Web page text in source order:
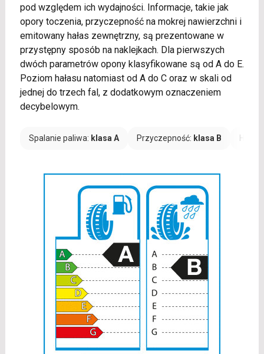
pod względem ich wydajności. Informacje, takie jak
opory toczenia, przyczepność na mokrej nawierzchni i
emitowany hałas zewnętrzny, są prezentowane w
przystępny sposób na naklejkach. Dla pierwszych
dwóch parametrów opony klasyfikowane są od A do E.
Poziom hałasu natomiast od A do C oraz w skali od
jednej do trzech fal, z dodatkowym oznaczeniem
decybelowym.
Spalanie paliwa: klasa A Przyczepność: klasa B Hałas: